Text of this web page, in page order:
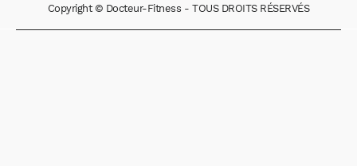
Copyright © Docteur-Fitness - TOUS DROITS RÉSERVÉS